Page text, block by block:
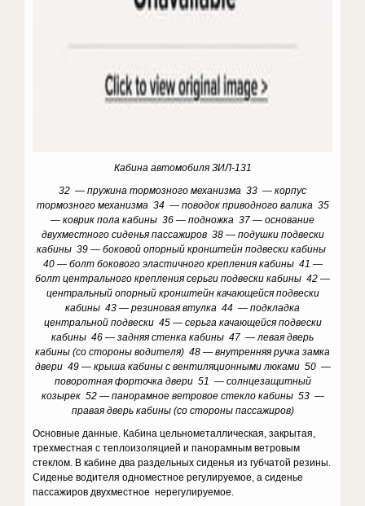
Кабина автомобиля ЗИЛ-131
32 — пружина тормозного механизма 33 — корпус
тормозного механизма 34 — поводок приводного валика 35
— коврик пола кабины 36 — подножка 37 — основание
двухместного сиденья пассажиров 38 — подушки подвески
кабины 39 — боковой опорный кронштейн подвески кабины
40 — болт бокового эластичного крепления кабины 41 —
болт центрального крепления серьги подвески кабины 42 —
центральный опорный кронштейн качающейся подвески
кабины 43 — резиновая втулка 44 — подкладка
центральной подвески 45 — серьга качающейся подвески
кабины 46 — задняя стенка кабины 47 — левая дверь
кабины (со стороны водителя) 48 — внутренняя ручка замка
двери 49 — крыша кабины с вентиляционными люками 50 —
поворотная форточка двери 51 — солнцезащитный
козырек 52 — панорамное ветровое стекло кабины 53 —
правая дверь кабины (со стороны пассажиров)
Основные данные. Кабина цельнометаллическая, закрытая,
трехместная с теплоизоляцией и панорамным ветровым
стеклом. В кабине два раздельных сиденья из губчатой резины.
Сиденье водителя одноместное регулируемое, а сиденье
пассажиров двухместное нерегулируемое.